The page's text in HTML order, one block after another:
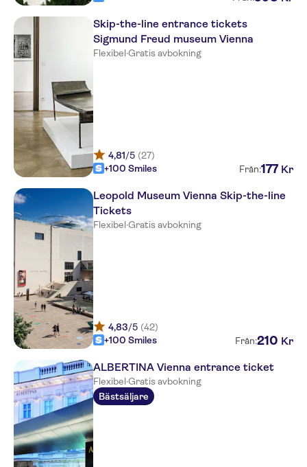
Skip-the-line entrance tickets
Sigmund Freud museum Vienna
Flexibel·Gratis avbokning
4,81/5 (27)
+100 Smiles
Från:177 Kr
Leopold Museum Vienna Skip-the-line
Tickets
Flexibel·Gratis avbokning
4,83/5 (42)
+100 Smiles
Från:210 Kr
ALBERTINA Vienna entrance ticket
Flexibel·Gratis avbokning
Bästsäljare